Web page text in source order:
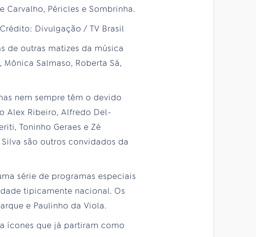
Carvalho, Péricles e Sombrinha.
de outras matizes da música
Salmaso, Roberta Sá,
nem sempre têm o devido
Alex Ribeiro, Alfredo Del-
Toninho Geraes e Zé
são outros convidados da
série de programas especiais
tipicamente nacional. Os
e Paulinho da Viola.
ícones que já partiram como